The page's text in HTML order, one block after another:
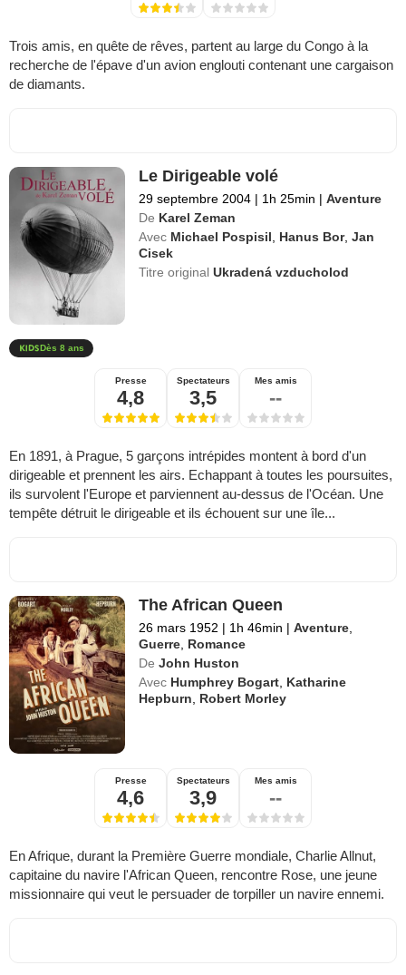
Trois amis, en quête de rêves, partent au large du Congo à la
recherche de l'épave d'un avion englouti contenant une cargaison
de diamants.
Le Dirigeable volé
29 septembre 2004 | 1h 25min | Aventure
De Karel Zeman
Avec Michael Pospisil Hanus Bor,Jan
Cisek
Titre originalUkradená vzducholod
Dès 8 ans
Presse
4,8
Spectateurs
3,5
Mes amis
--
En 1891, à Prague, 5 garçons intrépides montent à bord d'un
dirigeable et prennent les airs. Echappant à toutes les poursuites,
ils survolent l'Europe et parviennent au-dessus de l'Océan. Une
tempête détruit le dirigeable et ils échouent sur une île...
The African Queen
26 mars 1952 | 1h 46min | Aventure
Guerre Romance
De John Huston
Avec Humphrey Bogart Katharine
Hepburn
Robert Morley
Presse
4,6
Spectateurs
3,9
Mes amis
--
En Afrique, durant la Première Guerre mondiale, Charlie Allnut,
capitaine du navire l'African Queen, rencontre Rose, une jeune
missionnaire qui veut le persuader de torpiller un navire ennemi.